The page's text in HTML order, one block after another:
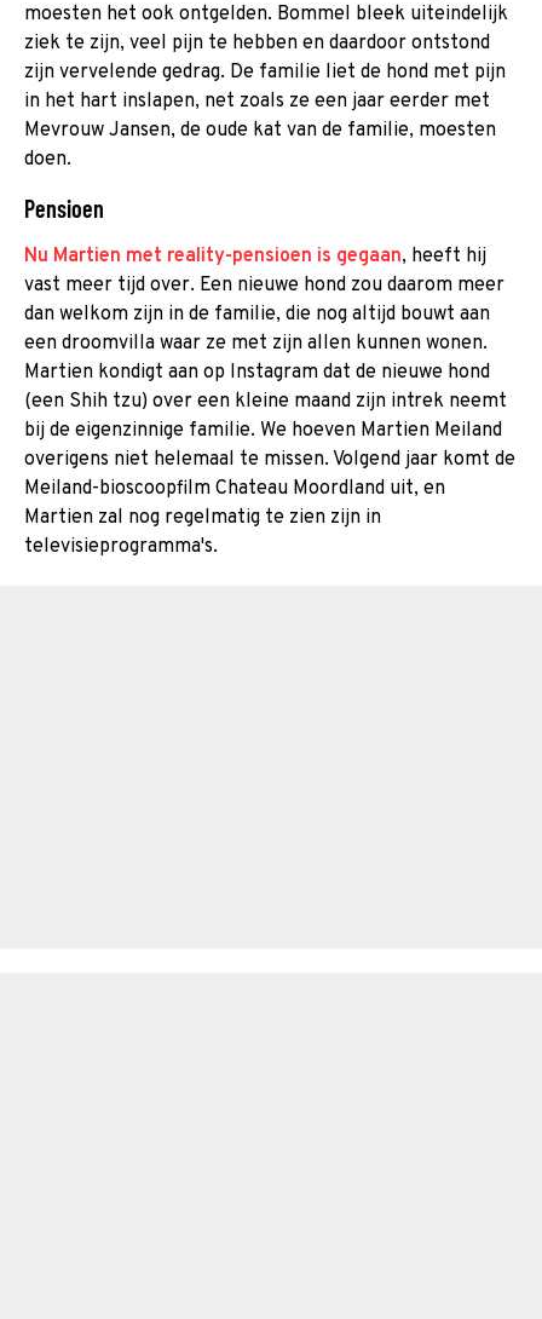
moesten het ook ontgelden. Bommel bleek uiteindelijk
ziek te zijn, veel pijn te hebben en daardoor ontstond
zijn vervelende gedrag. De familie liet de hond met pijn
in het hart inslapen, net zoals ze een jaar eerder met
Mevrouw Jansen, de oude kat van de familie, moesten
doen.
Pensioen
Nu Martien met reality-pensioen is gegaan, heeft hij
vast meer tijd over. Een nieuwe hond zou daarom meer
dan welkom zijn in de familie, die nog altijd bouwt aan
een droomvilla waar ze met zijn allen kunnen wonen.
Martien kondigt aan op Instagram dat de nieuwe hond
(een Shih tzu) over een kleine maand zijn intrek neemt
bij de eigenzinnige familie. We hoeven Martien Meiland
overigens niet helemaal te missen. Volgend jaar komt de
Meiland-bioscoopfilm Chateau Moordland uit, en
Martien zal nog regelmatig te zien zijn in
televisieprogramma's.